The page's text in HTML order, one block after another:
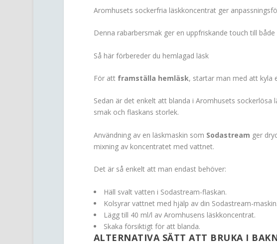
Aromhusets sockerfria läskkoncentrat ger
Denna rabarbersmak ger en uppfriskande touch till
Så här förbereder du hemlagad läsk
För att framställa hemläsk, startar man med att kyla
Sedan är det enkelt att blanda i Aromhusets
smak och flaskans storlek.
Användning av en läskmaskin som Sodastream ger
mixning av koncentratet med vattnet.
Det är så enkelt att man endast behöver:
Häll svalt vatten i Sodastream-flaskan.
Kolsyrar vattnet med hjälp av din Sodastream-maskin.
Lägg till 40 ml/l av Aromhusens läskkoncentrat.
Skaka försiktigt för att blanda.
ALTERNATIVA SÄTT ATT BRUKA I